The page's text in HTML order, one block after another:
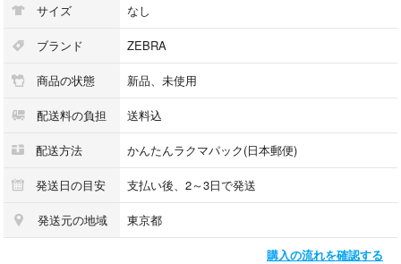
サイズ なし
ブランド ZEBRA
商品の状態 新品、未使用
配送料の負担 送料込
配送方法 かんたんラクマパック(日本郵便)
発送日の目安 支払い後、2～3日で発送
発送元の地域 東京都
購入の流れを確認する